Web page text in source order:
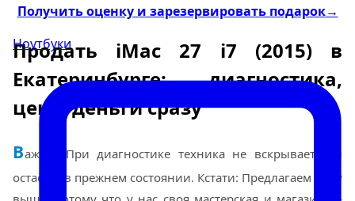
Ноутбуки
Получить оценку и зарезервировать подарок→
Продать iMac 27 i7 (2015) в
Екатеринбурге: диагностика,
цена, деньги сразу
Важно: При диагностике техника не вскрывается и
остаётся в прежнем состоянии. Кстати: Предлагаем цену